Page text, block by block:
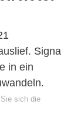
Signa
in ein
sich die